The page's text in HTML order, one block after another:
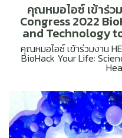
คุณหมอไอซ์ เข้าร่
Congress 2022
and Technology
คุณหมอไอซ์ เข้าร่วมงาน
BioHack Your Life: